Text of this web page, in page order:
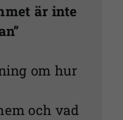
är inte
om hur
och vad